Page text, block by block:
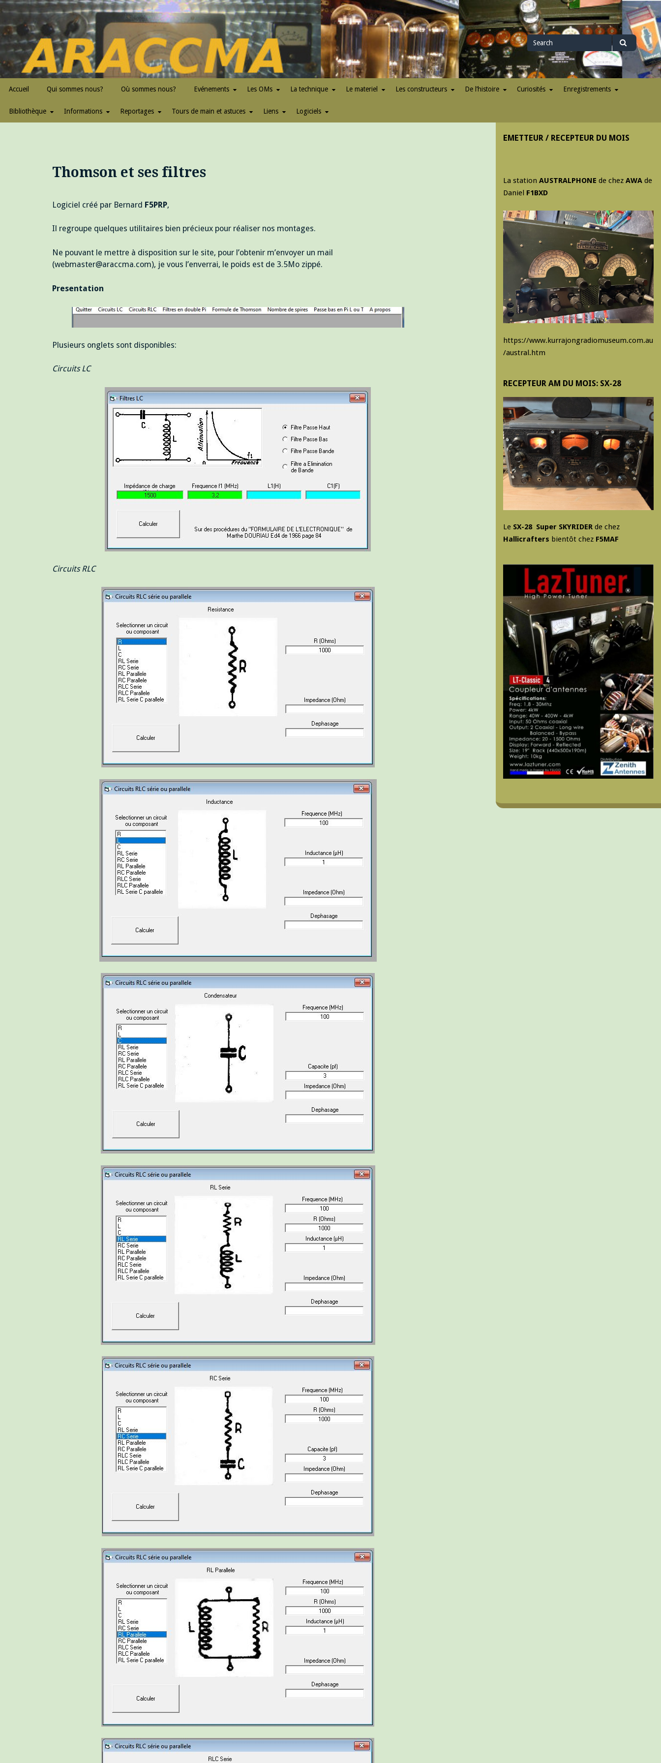
Skip
content
ARACCMA
Search
for
Search
Accueil Qui sommes nous? Où sommes nous? Evénements Les OMs La technique Le materiel Les constructeurs De l’histoire Curiosités Enregistrements
Bibliothèque Informations Reportages Tours de main et astuces Liens Logiciels
Thomson et ses filtres
Logiciel créé par Bernard F5PRP,
Il regroupe quelques utilitaires bien précieux pour réaliser nos montages.
Ne pouvant le mettre à disposition sur le site, pour l’obtenir m’envoyer un mail
(webmaster@araccma.com), je vous l’enverrai, le poids est de 3.5Mo zippé.
Presentation
Plusieurs onglets sont disponibles:
Circuits LC
Circuits RLC
EMETTEUR / RECEPTEUR DU MOIS
La station AUSTRALPHONE de chez AWA de
Daniel F1BXD
https://www.kurrajongradiomuseum.com.au
/austral.htm
RECEPTEUR AM DU MOIS: SX-28
Le SX-28 Super SKYRIDER de chez
Hallicrafters bientôt chez F5MAF